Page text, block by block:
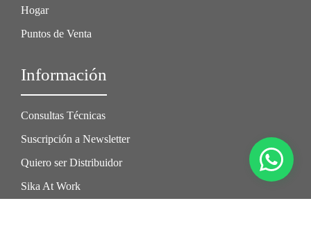
Hogar
Puntos de Venta
Información
Consultas Técnicas
Suscripción a Newsletter
Quiero ser Distribuidor
Sika At Work